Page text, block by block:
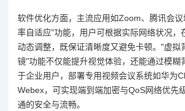
软件优化方面，主流应用如Zoom、腾讯会
率自适应"功能，用户可根据实际网络状况，
动态调整，既保证清晰度又避免卡顿。"虚拟
镜"功能不仅能提升视觉体验，还能通过模糊
于企业用户，部署专用视频会议系统如华为
Webex，可实现端到端加密与QoS网络优先
通的安全与流畅。